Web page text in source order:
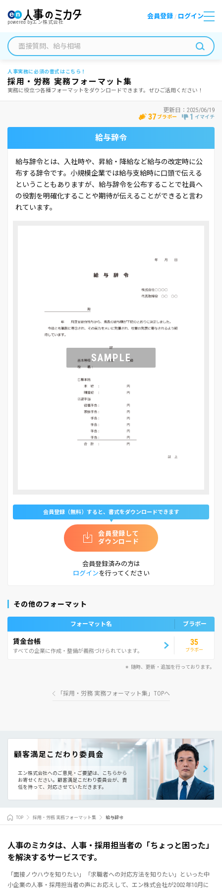
powered byエン株式会社
会員登録 / ログイン
人事実務に必須の書式はこちら！
採用・労務 実務フォーマット集
実務に役立つ各種フォーマットをダウンロードできます。ぜひご活用ください！
更新日： 2025/06/19
37 ブラボー 1 イマイチ
給与辞令
給与辞令とは、入社時や、昇給・降給など給与の改定時に公
布する辞令です。小規模企業では給与支給時に口頭で伝える
ということもありますが、給与辞令を公布することで社員へ
の役割を明確化することや期待が伝えることができると言わ
れています。
会員登録（無料）すると、書式をダウンロードできます
会員登録して
ダウンロード
会員登録済みの方は
ログインを行ってください
その他のフォーマット
フォーマット名 ブラボー
賃金台帳
すべての企業に作成・整備が義務づけられています。
35
ブラボー
随時、更新・追加を行っております。
「採用・労務 実務フォーマット集」TOPへ
顧客満足こだわり委員会
エン株式会社へのご意見・ご要望は、こちらから
お寄せください。 顧客満足こだわり委員会が、責
任を持って、対応させていただきます。
TOP 採用・労務 実務フォーマット集 給与辞令
人事のミカタは、人事・採用担当者の「ちょっと困った」
を解決するサービスです。
「面接ノウハウを知りたい」「求職者への対応方法を知りたい」といった中
小企業の人事・採用担当者の声にお応えして、エン株式会社が2002年10月に